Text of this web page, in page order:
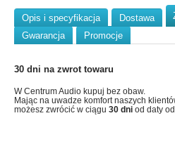
Opis i specyfikacja Dostawa
Gwarancja
Promocje
30 dni na zwrot towaru
W Centrum Audio kupuj bez obaw.
Mając na uwadze komfort naszych
możesz zwrócić w ciągu 30 dni od daty